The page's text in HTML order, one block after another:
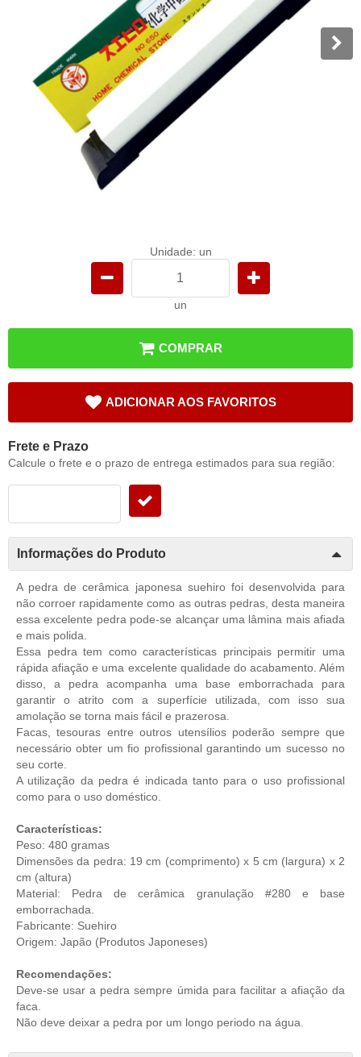
Unidade: un
un
COMPRAR
ADICIONAR AOS FAVORITOS
Frete e Prazo
Calcule o frete e o prazo de entrega estimados para sua região:
Informações do Produto
A pedra de cerâmica japonesa suehiro foi desenvolvida para
não corroer rapidamente como as outras pedras, desta maneira
essa excelente pedra pode-se alcançar uma lâmina mais afiada
e mais polida.
Essa pedra tem como características principais permitir uma
rápida afiação e uma excelente qualidade do acabamento. Além
disso, a pedra acompanha uma base emborrachada para
garantir o atrito com a superfície utilizada, com isso sua
amolação se torna mais fácil e prazerosa.
Facas, tesouras entre outros utensílios poderão sempre que
necessário obter um fio profissional garantindo um sucesso no
seu corte.
A utilização da pedra é indicada tanto para o uso profissional
como para o uso doméstico.
Características:
Peso: 480 gramas
Dimensões da pedra: 19 cm (comprimento) x 5 cm (largura) x 2
cm (altura)
Material: Pedra de cerâmica granulação #280 e base
emborrachada.
Fabricante: Suehiro
Origem: Japão (Produtos Japoneses)
Recomendações:
Deve-se usar a pedra sempre úmida para facilitar a afiação da
faca.
Não deve deixar a pedra por um longo periodo na água.